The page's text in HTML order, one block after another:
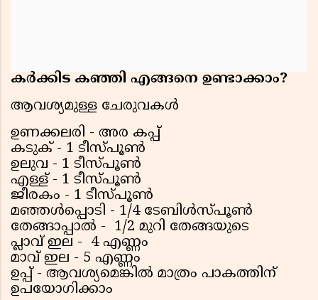
കർക്കിട കഞ്ഞി എങ്ങനെ ഉണ്ടാക്കാം?
ആവശ്യമുള്ള ചേരുവകൾ
ഉണക്കലരി - അര കപ്പ്‌
കടുക് - 1 ടീസ്പൂൺ
ഉലുവ - 1 ടീസ്പൂൺ‌
എള്ള് - 1 ടീസ്പൂൺ
ജീരകം - 1 ടീസ്പൂൺ‌
മഞ്ഞൾപ്പൊടി - 1/4 ടേബിൾസ്പൂൺ
തേങ്ങാപ്പാൽ - 1/2 മുറി തേങ്ങയുടെ
പ്ലാവ് ഇല - 4 എണ്ണം
മാവ് ഇല - 5 എണ്ണം
ഉപ്പ് - ആവശ്യമെങ്കിൽ മാത്രം പാകത്തിന്
ഉപയോഗിക്കാം